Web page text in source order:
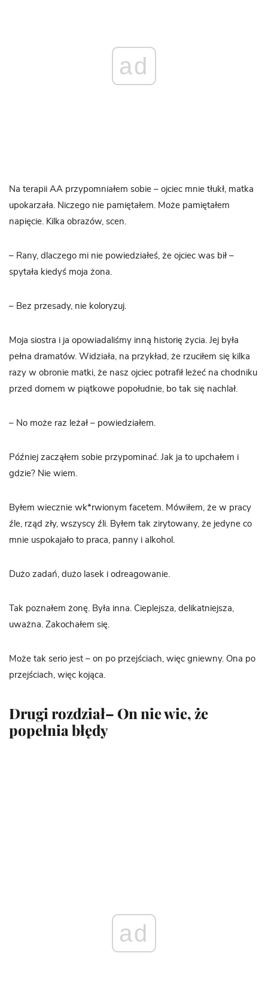
ad
Na terapii AA przypomniałem sobie – ojciec mnie tłukł, matka
upokarzała. Niczego nie pamiętałem. Może pamiętałem
napięcie. Kilka obrazów, scen.
– Rany, dlaczego mi nie powiedziałeś, że ojciec was bił –
spytała kiedyś moja żona.
– Bez przesady, nie koloryzuj.
Moja siostra i ja opowiadaliśmy inną historię życia. Jej była
pełna dramatów. Widziała, na przykład, że rzuciłem się kilka
razy w obronie matki, że nasz ojciec potrafił leżeć na chodniku
przed domem w piątkowe popołudnie, bo tak się nachlał.
– No może raz leżał – powiedziałem.
Później zacząłem sobie przypominać. Jak ja to upchałem i
gdzie? Nie wiem.
Byłem wiecznie wk*rwionym facetem. Mówiłem, że w pracy
źle, rząd zły, wszyscy źli. Byłem tak zirytowany, że jedyne co
mnie uspokajało to praca, panny i alkohol.
Dużo zadań, dużo lasek i odreagowanie.
Tak poznałem żonę. Była inna. Cieplejsza, delikatniejsza,
uważna. Zakochałem się.
Może tak serio jest – on po przejściach, więc gniewny. Ona po
przejściach, więc kojąca.
Drugi rozdział– On nie wie, że
popełnia błędy
ad